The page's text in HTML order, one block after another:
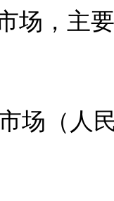
场，主
场（人